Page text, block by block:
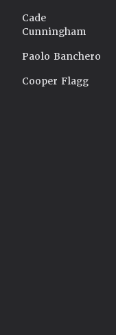
Cade
Cunningham
Paolo Banchero
Cooper Flagg